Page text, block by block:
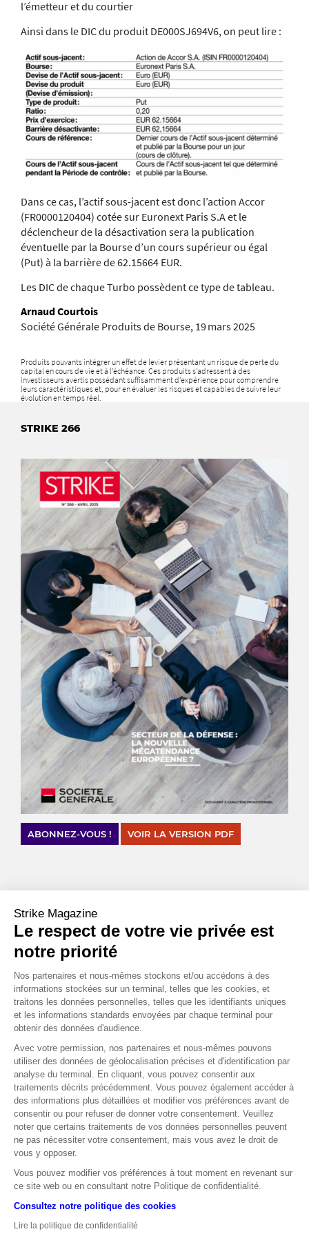
l’émetteur et du courtier
Ainsi dans le DIC du produit DE000SJ694V6, on peut lire :
Dans ce cas, l’actif sous-jacent est donc l’action Accor
(FR0000120404) cotée sur Euronext Paris S.A et le
déclencheur de la désactivation sera la publication
éventuelle par la Bourse d’un cours supérieur ou égal
(Put) à la barrière de 62.15664 EUR.
Les DIC de chaque Turbo possèdent ce type de tableau.
Arnaud Courtois
Société Générale Produits de Bourse, 19 mars 2025
Produits pouvants intégrer un effet de levier présentant un risque de perte du
capital en cours de vie et à l’échéance. Ces produits s’adressent à des
investisseurs avertis possédant suffisamment d’expérience pour comprendre
leurs caractéristiques et, pour en évaluer les risques et capables de suivre leur
évolution en temps réel.
STRIKE 266
ABONNEZ-VOUS ! VOIR LA VERSION PDF
1,09
C’est le niveau le plus haut depuis cinq mois atteint par
l’EUR/USD, impulsé, entre autres, par la relance de la défense
européenne et par la crainte d’une récession aux États-Unis.
Source : Bloomberg
3 000
C’est, en dollar, le nouveau record atteint par l’or,
matérialisant une hausse de près de 40 % en un an. La « relique
barbare » joue son rôle de valeur refuge en cas de crise.
Source : Bloomberg
-50%
C’est environ la baisse subit par la capitalisation boursière de
Tesla depuis décembre 2024, avoisinant désormais les
700 Mds$. Le marché sanctionne la baisse des ventes de la
marque et les prises de position de son PDG.
Source : Reuters
Strike Magazine
Le respect de votre vie privée est
notre priorité
Nos partenaires et nous-mêmes stockons et/ou accédons à des
informations stockées sur un terminal, telles que les cookies, et
traitons les données personnelles, telles que les identifiants uniques
et les informations standards envoyées par chaque terminal pour
obtenir des données d'audience.
Avec votre permission, nos partenaires et nous-mêmes pouvons
utiliser des données de géolocalisation précises et d'identification par
analyse du terminal. En cliquant, vous pouvez consentir aux
traitements décrits précédemment. Vous pouvez également accéder à
des informations plus détaillées et modifier vos préférences avant de
consentir ou pour refuser de donner votre consentement. Veuillez
noter que certains traitements de vos données personnelles peuvent
ne pas nécessiter votre consentement, mais vous avez le droit de
vous y opposer.
Vous pouvez modifier vos préférences à tout moment en revenant sur
ce site web ou en consultant notre Politique de confidentialité.
Consultez notre politique des cookies
Lire la politique de confidentialité